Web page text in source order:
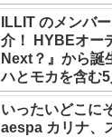
ILLIT のメンバ
介！ HYBEオー
Next？』から誕
ハとモカを含む
プ！ デビュー
なりの大ヒット
いったいどこに
aespa カリナ、